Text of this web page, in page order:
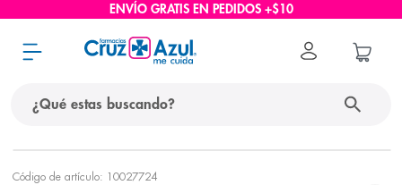
ENVÍO GRATIS EN PEDIDOS +$10
Código de artículo: 10027724
términos más buscados